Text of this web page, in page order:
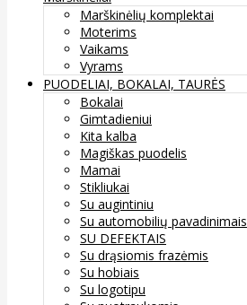
Marškinėlių komplektai
Moterims
Vaikams
Vyrams
PUODELIAI, BOKALAI, TAURĖS
Bokalai
Gimtadieniui
Kita kalba
Magiškas puodelis
Mamai
Stikliukai
Su augintiniu
Su automobilių pavadinimais
SU DEFEKTAIS
Su drąsiomis frazėmis
Su hobiais
Su logotipu